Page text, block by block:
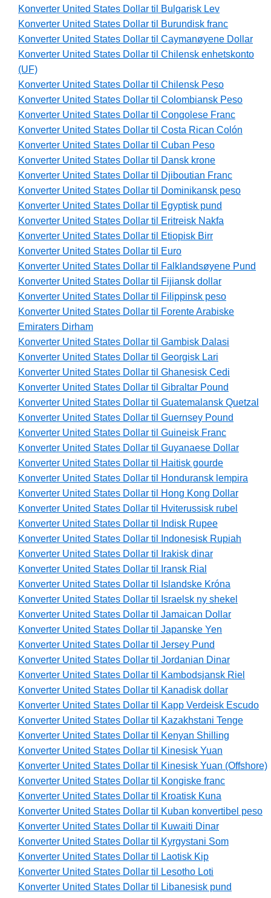
Konverter United States Dollar til Bulgarisk Lev
Konverter United States Dollar til Burundisk franc
Konverter United States Dollar til Caymanøyene Dollar
Konverter United States Dollar til Chilensk enhetskonto
(UF)
Konverter United States Dollar til Chilensk Peso
Konverter United States Dollar til Colombiansk Peso
Konverter United States Dollar til Congolese Franc
Konverter United States Dollar til Costa Rican Colón
Konverter United States Dollar til Cuban Peso
Konverter United States Dollar til Dansk krone
Konverter United States Dollar til Djiboutian Franc
Konverter United States Dollar til Dominikansk peso
Konverter United States Dollar til Egyptisk pund
Konverter United States Dollar til Eritreisk Nakfa
Konverter United States Dollar til Etiopisk Birr
Konverter United States Dollar til Euro
Konverter United States Dollar til Falklandsøyene Pund
Konverter United States Dollar til Fijiansk dollar
Konverter United States Dollar til Filippinsk peso
Konverter United States Dollar til Forente Arabiske
Emiraters Dirham
Konverter United States Dollar til Gambisk Dalasi
Konverter United States Dollar til Georgisk Lari
Konverter United States Dollar til Ghanesisk Cedi
Konverter United States Dollar til Gibraltar Pound
Konverter United States Dollar til Guatemalansk Quetzal
Konverter United States Dollar til Guernsey Pound
Konverter United States Dollar til Guineisk Franc
Konverter United States Dollar til Guyanaese Dollar
Konverter United States Dollar til Haitisk gourde
Konverter United States Dollar til Honduransk lempira
Konverter United States Dollar til Hong Kong Dollar
Konverter United States Dollar til Hviterussisk rubel
Konverter United States Dollar til Indisk Rupee
Konverter United States Dollar til Indonesisk Rupiah
Konverter United States Dollar til Irakisk dinar
Konverter United States Dollar til Iransk Rial
Konverter United States Dollar til Islandske Króna
Konverter United States Dollar til Israelsk ny shekel
Konverter United States Dollar til Jamaican Dollar
Konverter United States Dollar til Japanske Yen
Konverter United States Dollar til Jersey Pund
Konverter United States Dollar til Jordanian Dinar
Konverter United States Dollar til Kambodsjansk Riel
Konverter United States Dollar til Kanadisk dollar
Konverter United States Dollar til Kapp Verdeisk Escudo
Konverter United States Dollar til Kazakhstani Tenge
Konverter United States Dollar til Kenyan Shilling
Konverter United States Dollar til Kinesisk Yuan
Konverter United States Dollar til Kinesisk Yuan (Offshore)
Konverter United States Dollar til Kongiske franc
Konverter United States Dollar til Kroatisk Kuna
Konverter United States Dollar til Kuban konvertibel peso
Konverter United States Dollar til Kuwaiti Dinar
Konverter United States Dollar til Kyrgystani Som
Konverter United States Dollar til Laotisk Kip
Konverter United States Dollar til Lesotho Loti
Konverter United States Dollar til Libanesisk pund